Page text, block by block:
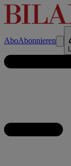
AboAbonnieren